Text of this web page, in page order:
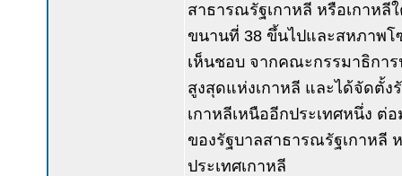
สาธารณรัฐเกาหลี หรือเกาหลี
ขนานที่ 38 ขึ้นไปและสหภาพโ
เห็นชอบ จากคณะกรรมาธิกา
สูงสุดแห่งเกาหลี และได้จัดตั้
เกาหลีเหนืออีกประเทศหนึ่ง
ของรัฐบาลสาธารณรัฐเกาหลี
ประเทศเกาหลี